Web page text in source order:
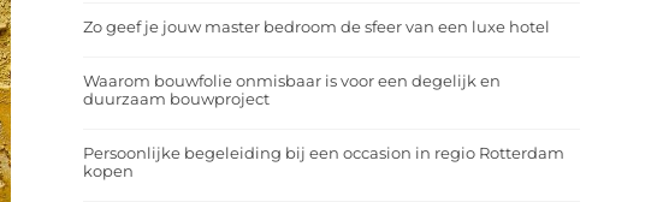
Zo geef je jouw master bedroom de sfeer van een luxe hotel
Waarom bouwfolie onmisbaar is voor een degelijk en
duurzaam bouwproject
Persoonlijke begeleiding bij een occasion in regio Rotterdam
kopen